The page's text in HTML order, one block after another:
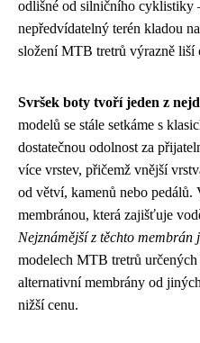
odlišné od silničního cyklistiky
nepředvídatelný terén kladou
složení MTB tretrů výrazně
Svršek boty tvoří jeden z
modelů se stále setkáme s
dostatečnou odolnost za
více vrstev, přičemž vnější
od větví, kamenů nebo pedálů.
membránou, která zajišťuje
Nejznámější z těchto membrán
modelech MTB tretrů
alternativní membrány od
nižší cenu.